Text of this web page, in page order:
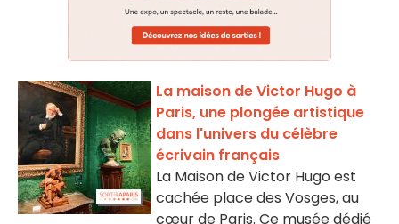
La maison de Victor Hugo à
Paris, une plongée artistique
dans l'univers du célèbre
écrivain français
La Maison de Victor Hugo est
cachée place des Vosges, au
cœur de Paris. Ce musée dédié